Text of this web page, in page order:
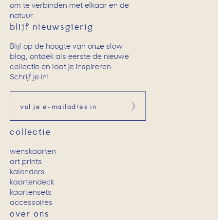
om te verbinden met elkaar en de
natuur.
blijf nieuwsgierig
Blijf op de hoogte van onze slow
blog, ontdek als eerste de nieuwe
collectie en laat je inspireren.
Schrijf je in!
Aanmelden
collectie
wenskaarten
art prints
kalenders
kaartendeck
kaartensets
accessoires
over ons